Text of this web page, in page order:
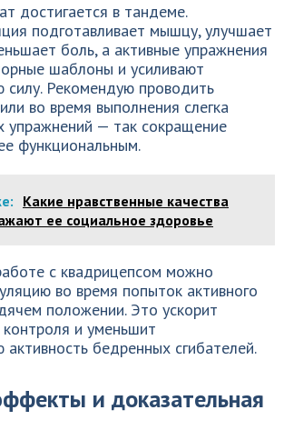
достигается в тандеме.
подготавливает мышцу, улучшает
боль, а активные упражнения
шаблоны и усиливают
силу. Рекомендую проводить
во время выполнения слегка
упражнений — так сокращение
функциональным.
Какие нравственные качества
ее социальное здоровье
с квадрицепсом можно
во время попыток активного
положении. Это ускорит
контроля и уменьшит
активность бедренных сгибателей.
и доказательная